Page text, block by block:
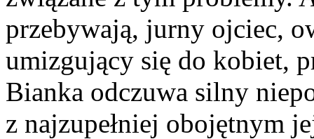
przebywają, jurny ojciec,
umizgujący się do kobiet,
Bianka odczuwa silny
z najzupełniej obojętnym